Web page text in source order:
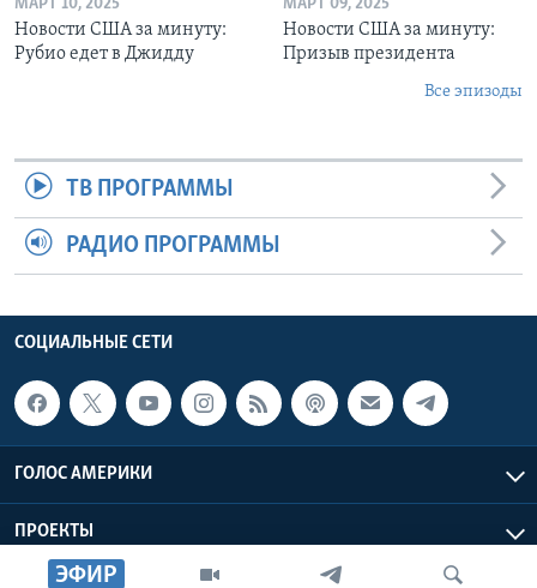
ЭФИР
МАРТ 10, 2025
Новости США за минуту:
Рубио едет в Джидду
МАРТ 09, 2025
Новости США за минуту:
Призыв президента
Все эпизоды
ТВ ПРОГРАММЫ
РАДИО ПРОГРАММЫ
СОЦИАЛЬНЫЕ СЕТИ
ГОЛОС АМЕРИКИ
ПРОЕКТЫ